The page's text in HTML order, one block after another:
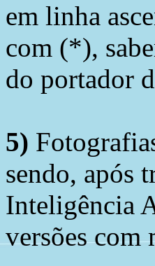
em linha
com (*),
do portador
5)
sendo, após
Inteligência
versões com